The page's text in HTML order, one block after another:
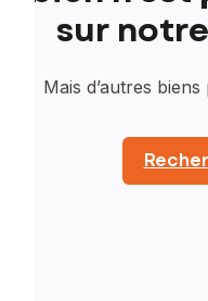
sur
Mais d’autres